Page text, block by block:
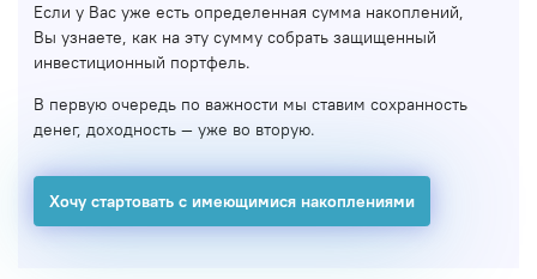
Если у Вас уже есть определенная сумма накоплений,
Вы узнаете, как на эту сумму собрать защищенный
инвестиционный портфель.
В первую очередь по важности мы ставим сохранность
денег, доходность — уже во вторую.
Хочу стартовать с имеющимися накоплениями